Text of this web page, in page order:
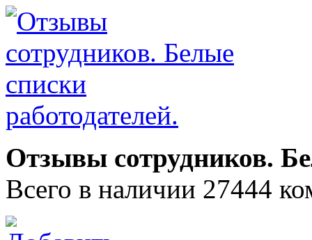
Отзывы сотрудников.
Всего в наличии 27444